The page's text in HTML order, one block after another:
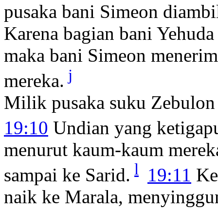
pusaka bani Simeon
Karena bagian bani
maka bani Simeon
mereka. j
Milik pusaka suku Zebulon
19:10 Undian yang
menurut kaum-kaum
sampai ke Sarid. l 19:11
naik ke Marala,